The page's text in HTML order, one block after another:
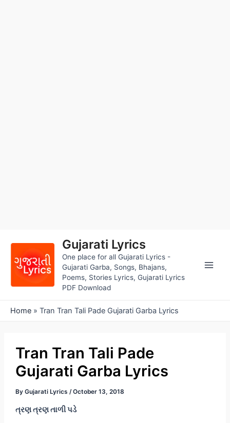
content
Gujarati Lyrics
One place for all Gujarati Lyrics -
Gujarati Garba, Songs, Bhajans,
Poems, Stories Lyrics, Gujarati Lyrics
PDF Download
Home » Tran Tran Tali Pade Gujarati Garba Lyrics
Tran Tran Tali Pade
Gujarati Garba Lyrics
By Gujarati Lyrics /October 13, 2018
ત્રણ ત્રણ તાળી પડે